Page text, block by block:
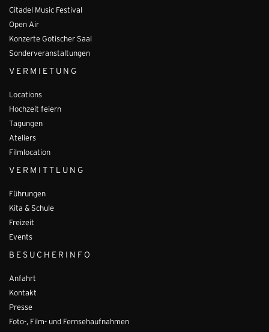
Citadel Music Festival
Open Air
Konzerte Gotischer Saal
Sonderveranstaltungen
VERMIETUNG
Locations
Hochzeit feiern
Tagungen
Ateliers
Filmlocation
VERMITTLUNG
Führungen
Kita & Schule
Freizeit
Events
BESUCHERINFO
Anfahrt
Kontakt
Presse
Foto-, Film- und Fernsehaufnahmen